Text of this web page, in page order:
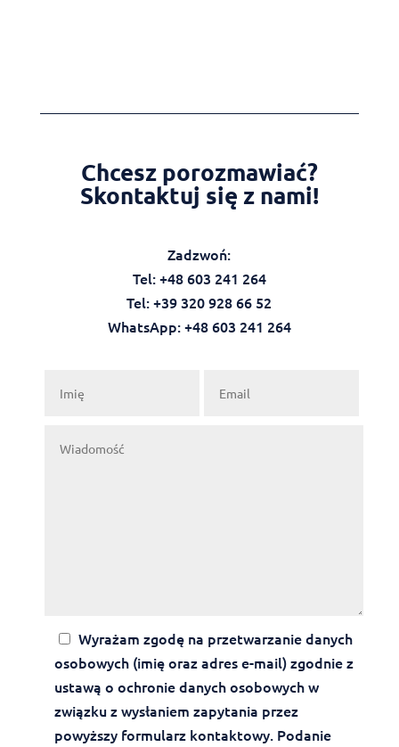
Chcesz porozmawiać?
Skontaktuj się z nami!
Zadzwoń:
Tel: +48 603 241 264
Tel: +39 320 928 66 52
WhatsApp: +48 603 241 264‬‬
Wyrażam zgodę na przetwarzanie danych
osobowych (imię oraz adres e-mail) zgodnie z
ustawą o ochronie danych osobowych w
związku z wysłaniem zapytania przez
powyższy formularz kontaktowy. Podanie